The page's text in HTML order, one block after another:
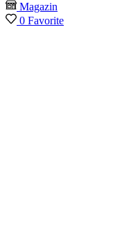
Magazin
0 Favorite